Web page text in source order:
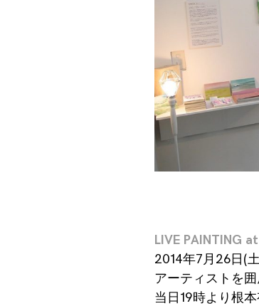
LIVE PAINTING
2014年7月26日(
アーティストを
当日19時より根